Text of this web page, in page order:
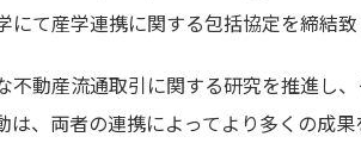
にて産学連携に関する包括協定を締結致
不動産流通取引に関する研究を推進し
は、両者の連携によってより多くの成